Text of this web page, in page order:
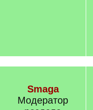
Smaga
Модератор